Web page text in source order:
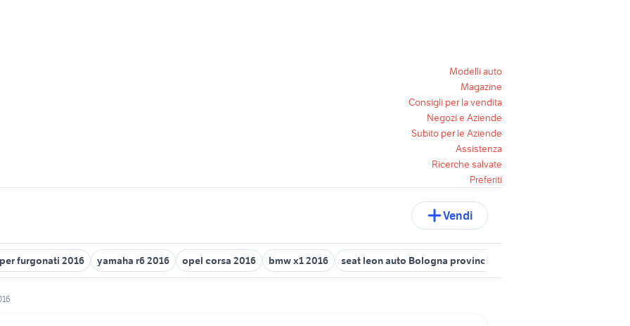
Modelli auto
Magazine
Consigli per la vendita
Negozi e Aziende
Subito per le Aziende
Assistenza
Ricerche salvate
Preferiti
Vendi
furgonati 2016 yamaha r6 2016 opel corsa 2016 bmw x1 2016 seat leon auto Bologna provincia